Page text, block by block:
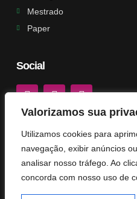
Valorizamos sua
Utilizamos cookies para
navegação, exibir anúncios
analisar nosso tráfego. Ao
concorda com nosso uso de
Mestrado
Paper
Social
reservados